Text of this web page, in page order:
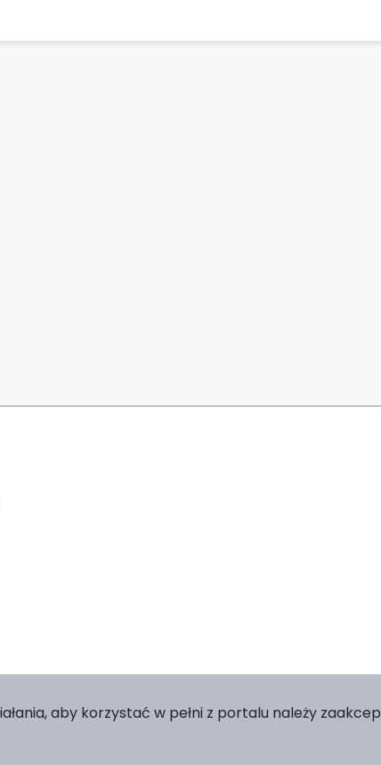
aby korzystać w pełni z portalu należy